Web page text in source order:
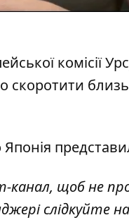
комісії
канал, щоб не
слідкуйте